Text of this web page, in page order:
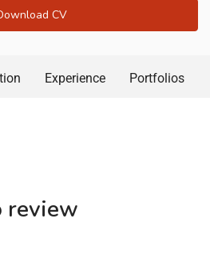
CV
Experience Portfolios
review